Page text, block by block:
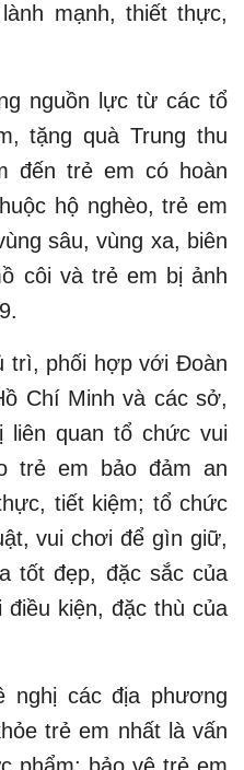
mạnh, thiết thực,
nguồn lực từ các tổ
tặng quà Trung thu
đến trẻ em có hoàn
hộ nghèo, trẻ em
sâu, vùng xa, biên
côi và trẻ em bị ảnh
trì, phối hợp với Đoàn
Chí Minh và các sở,
liên quan tổ chức vui
trẻ em bảo đảm an
tiết kiệm; tổ chức
vui chơi để gìn giữ,
tốt đẹp, đặc sắc của
kiện, đặc thù của
nghị các địa phương
trẻ em nhất là vấn